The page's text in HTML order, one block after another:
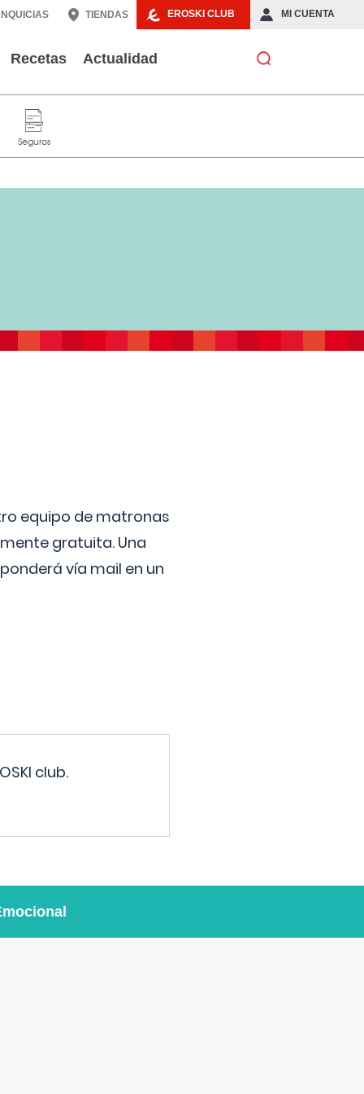
EROSKI CLUB MI CUENTA
TIENDAS
Recetas Actualidad
equipo de matronas
gratuita. Una
vía mail en un
club.